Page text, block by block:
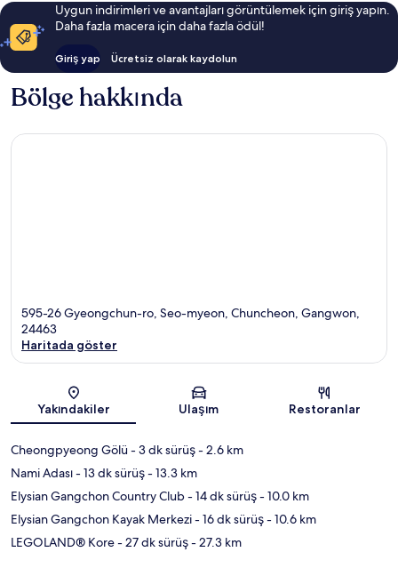
Uygun indirimleri ve avantajları görüntülemek için giriş yapın.
Daha fazla macera için daha fazla ödül!
Giriş yap Ücretsiz olarak kaydolun
Bölge hakkında
595-26 Gyeongchun-ro, Seo-myeon, Chuncheon, Gangwon,
24463
Haritada göster
Yakındakiler Ulaşım Restoranlar
Cheongpyeong Gölü- 3 dk sürüş- 2.6 km
Nami Adası- 13 dk sürüş- 13.3 km
Elysian Gangchon Country Club- 14 dk sürüş- 10.0 km
Elysian Gangchon Kayak Merkezi- 16 dk sürüş- 10.6 km
LEGOLAND® Kore- 27 dk sürüş- 27.3 km